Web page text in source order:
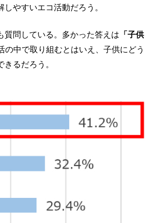
やすいエコ活動だろう。
問している。多かった答えは 「子供
の中で取り組むとはいえ、子供にどう
るだろう。